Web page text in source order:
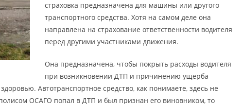
страховка предназначена для машины или другого
транспортного средства. Хотя на самом деле она
направлена на страхование ответственности водителя
перед другими участниками движения.
Она предназначена, чтобы покрыть расходы водителя
при возникновении ДТП и причинению ущерба
Автотранспортное средство, как понимаете, здесь не
ОСАГО попал в ДТП и был признан его виновником, то